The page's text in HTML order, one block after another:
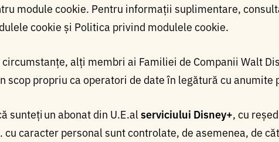
module cookie. Pentru informații suplimentare,
cookie și Politica privind modulele cookie.
alți membri ai Familiei de Companii Walt
scop propriu ca operatori de date în legătură cu anumite
sunteți un abonat din U.E.alserviciului Disney+, cu
cu caracter personal sunt controlate, de asemenea, de